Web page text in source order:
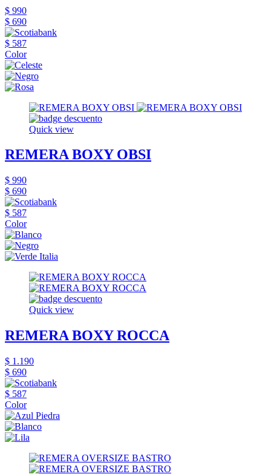
$ 990
$ 690
$ 587
Color
Quick view
REMERA BOXY OBSI
$ 990
$ 690
$ 587
Color
Quick view
REMERA BOXY ROCCA
$ 1.190
$ 690
$ 587
Color